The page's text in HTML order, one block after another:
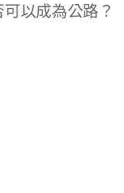
成為公路？